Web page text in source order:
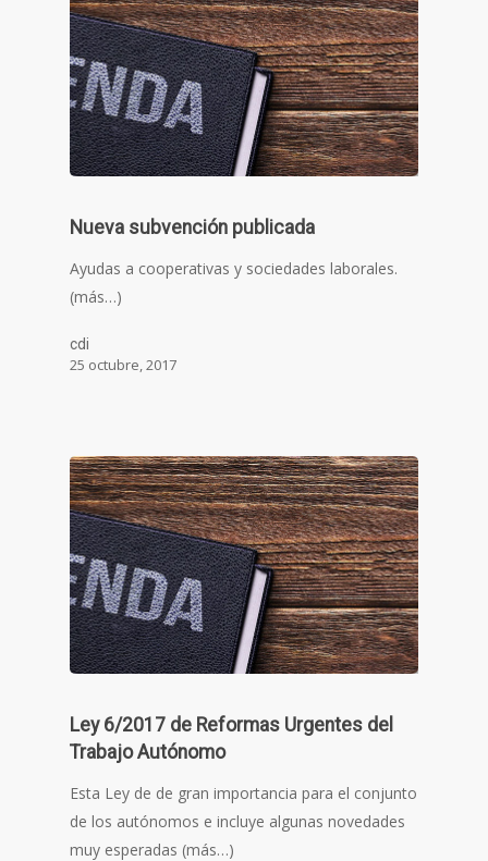
Nueva subvención publicada
Ayudas a cooperativas y sociedades laborales.
(más…)
cdi
25 octubre, 2017
Ley 6/2017 de Reformas Urgentes del
Trabajo Autónomo
Esta Ley de de gran importancia para el conjunto
de los autónomos e incluye algunas novedades
muy esperadas (más…)